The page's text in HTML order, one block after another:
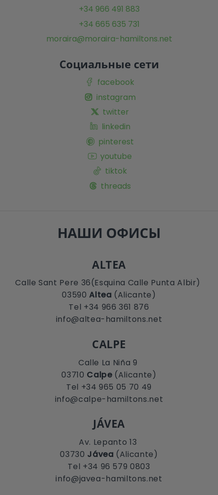
+34 966 491 883
+34 665 635 731
moraira@moraira-hamiltons.net
Социальные сети
facebook
instagram
twitter
linkedin
pinterest
youtube
tiktok
threads
НАШИ ОФИСЫ
ALTEA
Calle Sant Pere 36(Esquina Calle Punta Albir)
03590Altea (Alicante)
Tel +34 966 361 876
info@altea-hamiltons.net
CALPE
Calle La Niña 9
03710 Calpe(Alicante)
Tel +34 965 05 70 49
info@calpe-hamiltons.net
JÁVEA
Av. Lepanto 13
03730 Jávea (Alicante)
Tel +34 96 579 0803
info@javea-hamiltons.net